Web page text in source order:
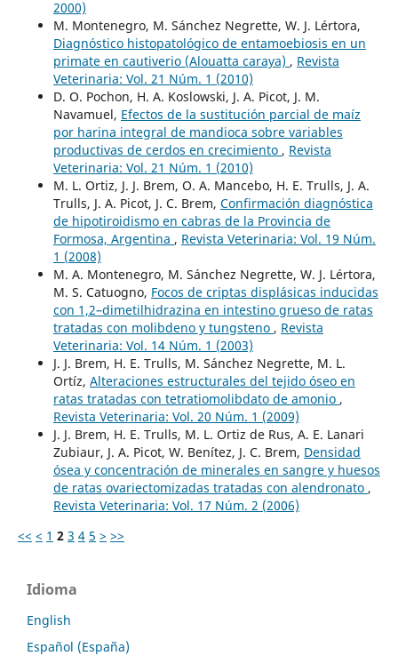
2000)
M. Montenegro, M. Sánchez Negrette, W. J. Lértora,
Diagnóstico histopatológico de entamoebiosis en un
primate en cautiverio (Alouatta caraya) , Revista
Veterinaria: Vol. 21 Núm. 1 (2010)
D. O. Pochon, H. A. Koslowski, J. A. Picot, J. M.
Navamuel, Efectos de la sustitución parcial de maíz
por harina integral de mandioca sobre variables
productivas de cerdos en crecimiento , Revista
Veterinaria: Vol. 21 Núm. 1 (2010)
M. L. Ortiz, J. J. Brem, O. A. Mancebo, H. E. Trulls, J. A.
Trulls, J. A. Picot, J. C. Brem, Confirmación diagnóstica
de hipotiroidismo en cabras de la Provincia de
Formosa, Argentina , Revista Veterinaria: Vol. 19 Núm.
1 (2008)
M. A. Montenegro, M. Sánchez Negrette, W. J. Lértora,
M. S. Catuogno, Focos de criptas displásicas inducidas
con 1,2–dimetilhidrazina en intestino grueso de ratas
tratadas con molibdeno y tungsteno , Revista
Veterinaria: Vol. 14 Núm. 1 (2003)
J. J. Brem, H. E. Trulls, M. Sánchez Negrette, M. L.
Ortíz, Alteraciones estructurales del tejido óseo en
ratas tratadas con tetratiomolibdato de amonio ,
Revista Veterinaria: Vol. 20 Núm. 1 (2009)
J. J. Brem, H. E. Trulls, M. L. Ortiz de Rus, A. E. Lanari
Zubiaur, J. A. Picot, W. Benítez, J. C. Brem, Densidad
ósea y concentración de minerales en sangre y huesos
de ratas ovariectomizadas tratadas con alendronato ,
Revista Veterinaria: Vol. 17 Núm. 2 (2006)
<< < 1 2 3 4 5 > >>
Idioma
English
Español (España)